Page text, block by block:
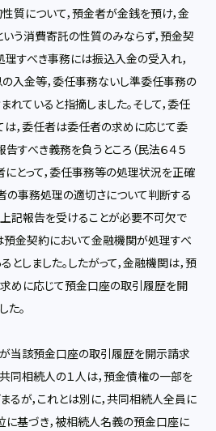
質について，預金者が金銭を預け，金
う消費寄託の性質のみならず，預金契
すべき事務には振込入金の受入れ，
入金等，委任事務ないし準委任事務の
れていると指摘しました。そして，委任
，委任者は委任者の求めに応じて委
すべき義務を負うところ（民法６４５
にとって，委任事務等の処理状況を正確
の事務処理の適切さについて判断する
記報告を受けることが必要不可欠で
預金契約において金融機関が処理すべ
しました。したがって，金融機関は，預
めに応じて預金口座の取引履歴を開
た。
当該預金口座の取引履歴を開示請求
共同相続人の１人は，預金債権の一部を
るが，これとは別に，共同相続人全員に
基づき，被相続人名義の預金口座に